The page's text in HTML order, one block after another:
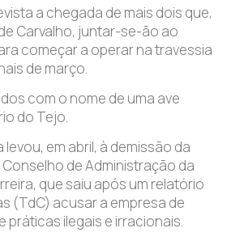
a chegada de mais dois que,
Carvalho, juntar-se-ão ao
começar a operar na travessia
de março.
com o nome de uma ave
do Tejo.
em abril, à demissão da
de Administração da
que saiu após um relatório
(TdC) acusar a empresa de
práticas ilegais e irracionais.